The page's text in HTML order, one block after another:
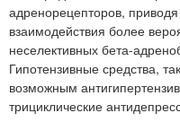
адренорецепторов,
взаимодействия более
неселективных бета-
Гипотензивные средства,
возможным
трициклические